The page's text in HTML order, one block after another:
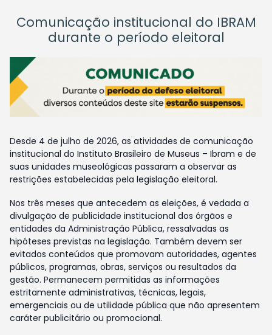
Comunicação institucional do IBRAM
durante o período eleitoral
Desde 4 de julho de 2026, as atividades de comunicação
institucional do Instituto Brasileiro de Museus – Ibram e de
suas unidades museológicas passaram a observar as
restrições estabelecidas pela legislação eleitoral.
Nos três meses que antecedem as eleições, é vedada a
divulgação de publicidade institucional dos órgãos e
entidades da Administração Pública, ressalvadas as
hipóteses previstas na legislação. Também devem ser
evitados conteúdos que promovam autoridades, agentes
públicos, programas, obras, serviços ou resultados da
gestão. Permanecem permitidas as informações
estritamente administrativas, técnicas, legais,
emergenciais ou de utilidade pública que não apresentem
caráter publicitário ou promocional.